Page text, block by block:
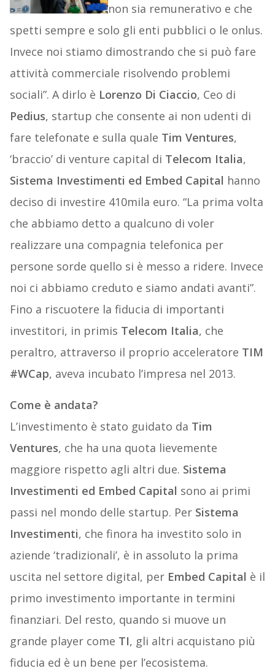
non sia remunerativo e che
spetti sempre e solo gli enti pubblici o le onlus.
Invece noi stiamo dimostrando che si può fare
attività commerciale risolvendo problemi
sociali”. A dirlo è Lorenzo Di Ciaccio, Ceo di
Pedius, startup che consente ai non udenti di
fare telefonate e sulla quale Tim Ventures,
‘braccio’ di venture capital di Telecom Italia,
Sistema Investimenti ed Embed Capital hanno
deciso di investire 410mila euro. “La prima volta
che abbiamo detto a qualcuno di voler
realizzare una compagnia telefonica per
persone sorde quello si è messo a ridere. Invece
noi ci abbiamo creduto e siamo andati avanti”.
Fino a riscuotere la fiducia di importanti
investitori, in primis Telecom Italia, che
peraltro, attraverso il proprio acceleratore TIM
#WCap, aveva incubato l’impresa nel 2013.
Come è andata?
L’investimento è stato guidato da Tim
Ventures, che ha una quota lievemente
maggiore rispetto agli altri due. Sistema
Investimenti ed Embed Capital sono ai primi
passi nel mondo delle startup. Per Sistema
Investimenti, che finora ha investito solo in
aziende ‘tradizionali’, è in assoluto la prima
uscita nel settore digital, per Embed Capital è il
primo investimento importante in termini
finanziari. Del resto, quando si muove un
grande player come TI, gli altri acquistano più
fiducia ed è un bene per l’ecosistema.